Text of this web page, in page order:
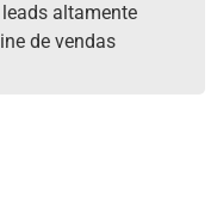
altamente
de vendas